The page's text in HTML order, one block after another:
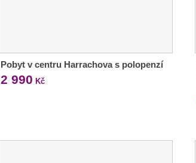
Pobyt v centru Harrachova s polopenzí
2 990 Kč